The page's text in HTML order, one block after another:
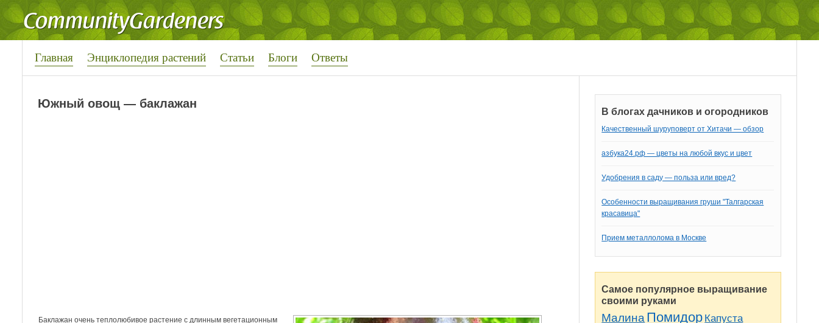
Главная Энциклопедия растений Статьи Блоги Ответы
Южный овощ — баклажан
Баклажан очень теплолюбивое растение с длинным вегетационным
В блогах дачников и огородников
Качественный шуруповерт от Хитачи — обзор
азбука24.рф — цветы на любой вкус и цвет
Удобрения в саду — польза или вред?
Особенности выращивания груши "Талгарская
красавица"
Прием металлолома в Москве
Самое популярное выращивание
своими руками
Малина Помидор Капуста